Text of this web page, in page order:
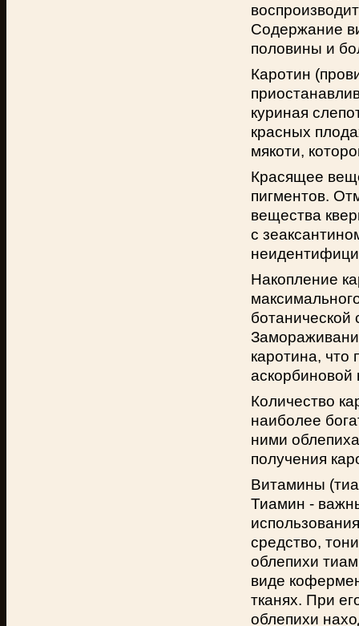
Содержание
половины и
Каротин
куриная
красных
мякоти,
Красящее
пигментов.
вещества
с
Накопление
ботанической
каротина, что
аскорбиновой
Количество
наиболее
ними
получения
Витамины
Тиамин -
средство,
облепихи
виде
тканях. При
облепихи